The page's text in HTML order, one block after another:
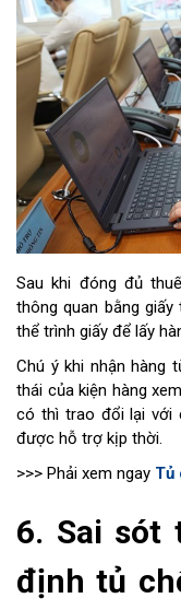
Sau khi đóng đủ
thông quan bằng
thể trình giấy để lấy
Chú ý khi nhận hàng
thái của kiện hàng
có thì trao đổi lại với
được hỗ trợ kịp thời.
>>> Phải xem ngay Tủ
6. Sai sót
định tủ